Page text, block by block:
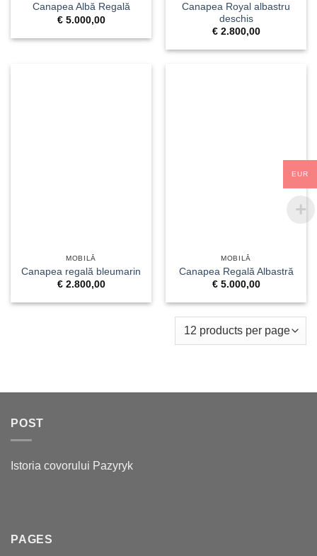
Canapea Albă Regală
€5.000,00
Canapea Royal albastru
deschis
€2.800,00
MOBILĂ
Canapea regală bleumarin
€2.800,00
MOBILĂ
Canapea Regală Albastră
€5.000,00
POST
Istoria covorului Pazyryk
PAGES
EUR